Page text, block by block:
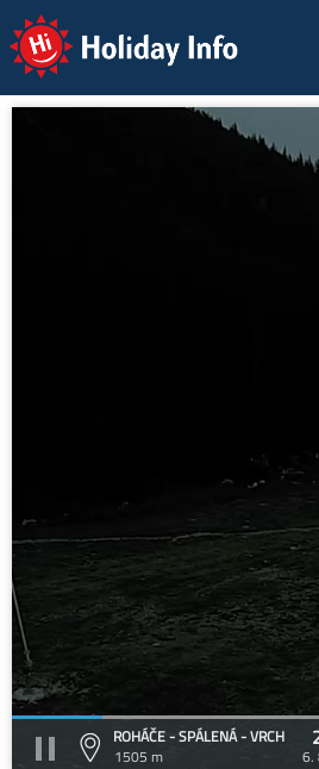
Holiday Info
ROHÁČE - SPÁLENÁ - VRCH
1505 m
6.